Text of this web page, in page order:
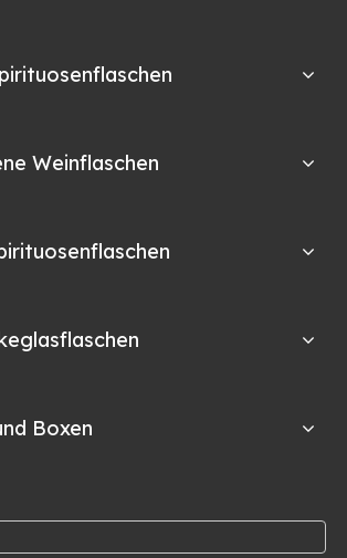
Weinflaschen
Boxen